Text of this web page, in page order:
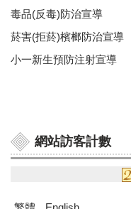
毒品(反毒)防治宣導
菸害(拒菸)檳榔防治宣導
小一新生預防注射宣導
網站訪客計數